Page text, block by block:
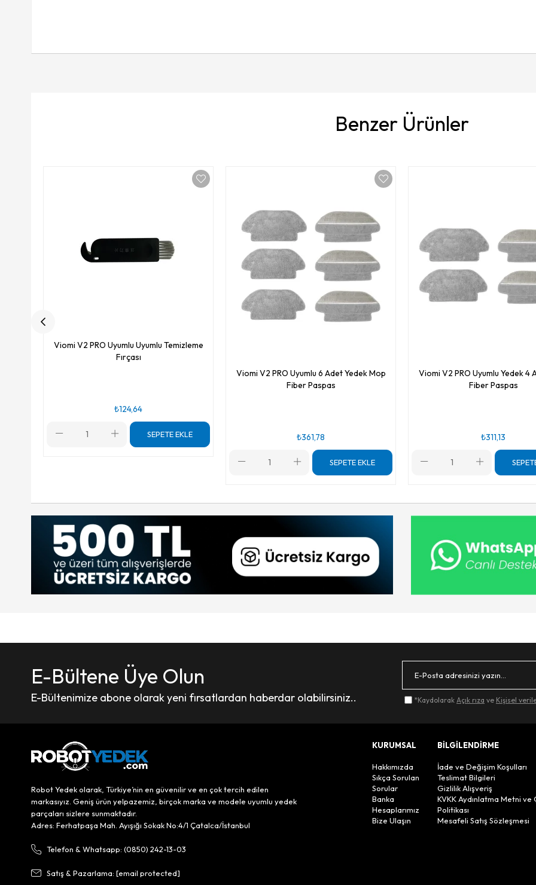
Benzer Ürünler
Viomi V2 PRO Uyumlu Uyumlu Temizleme
Fırçası
₺124,64
SEPETE EKLE
Viomi V2 PRO Uyumlu 6 Adet Yedek Mop
Fiber Paspas
₺361,78
SEPETE EKLE
Viomi V2 PRO Uyumlu Yedek 4
Fiber Paspas
₺311,13
E-Bültene Üye Olun
E-Bültenimize abone olarak yeni fırsatlardan haberdar olabilirsiniz.. *Kaydolarak Açık rıza ve Kişisel
Robot Yedek olarak, Türkiye’nin en güvenilir ve en çok tercih edilen
markasıyız. Geniş ürün yelpazemiz, birçok marka ve modele uyumlu yedek
parçaları sizlere sunmaktadır.
Adres: Ferhatpaşa Mah. Ayışığı Sokak No:4/1 Çatalca/İstanbul
Telefon & Whatsapp: (0850) 242-13-03
Satış & Pazarlama: [email protected]
KURUMSAL
Hakkımızda
Sıkça Sorulan
Sorular
Banka
Hesaplarımız
Bize Ulaşın
BİLGİLENDİRME
İade ve Değişim Koşulları
Teslimat Bilgileri
Gizlilik Alışveriş
KVKK Aydınlatma Metni ve
Politikası
Mesafeli Satış Sözleşmesi